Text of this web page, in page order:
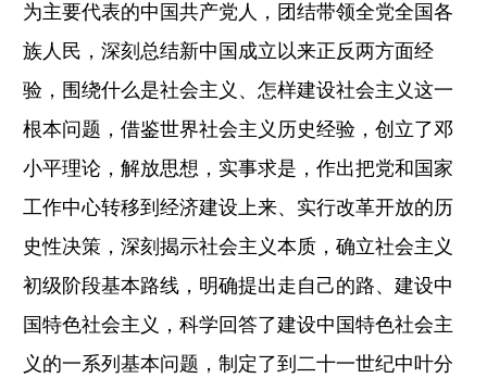
为主要代表的中国共产党人，团结带领全党全国各
族人民，深刻总结新中国成立以来正反两方面经
验，围绕什么是社会主义、怎样建设社会主义这一
根本问题，借鉴世界社会主义历史经验，创立了邓
小平理论，解放思想，实事求是，作出把党和国家
工作中心转移到经济建设上来、实行改革开放的历
史性决策，深刻揭示社会主义本质，确立社会主义
初级阶段基本路线，明确提出走自己的路、建设中
国特色社会主义，科学回答了建设中国特色社会主
义的一系列基本问题，制定了到二十一世纪中叶分